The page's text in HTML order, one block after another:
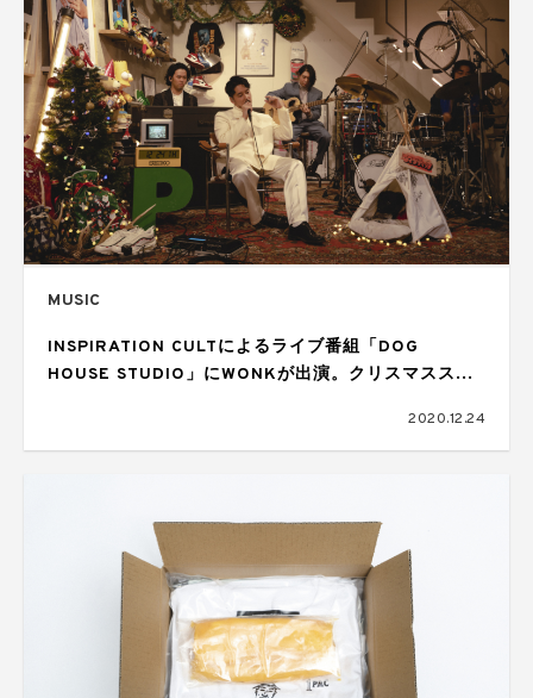
MUSIC
INSPIRATION CULTによるライブ番組「DOG
HOUSE STUDIO」にWONKが出演。クリスマススペ
2020.12.24